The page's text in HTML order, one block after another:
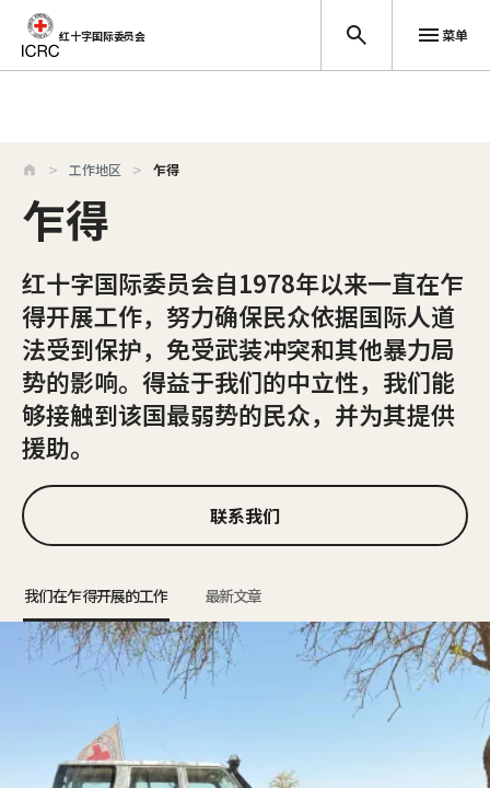
跳至主要内容
红十字国际委员会 菜单
工作地区 乍得
乍得
红十字国际委员会自1978年以来一直在乍
得开展工作，努力确保民众依据国际人道
法受到保护，免受武装冲突和其他暴力局
势的影响。得益于我们的中立性，我们能
够接触到该国最弱势的民众，并为其提供
援助。
联系我们
我们在乍得开展的工作 最新文章